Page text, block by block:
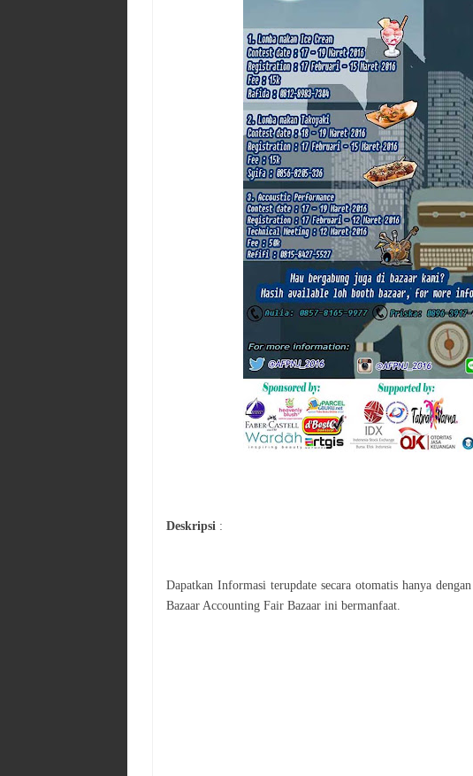
Deskripsi :
Dapatkan Informasi terupdate secara otomatis hanya
Bazaar Accounting Fair Bazaar ini bermanfaat.